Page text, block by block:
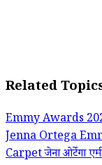
Related
Emmy Awards
Jenna Ortega
Carpetजेना ओर्टेगा